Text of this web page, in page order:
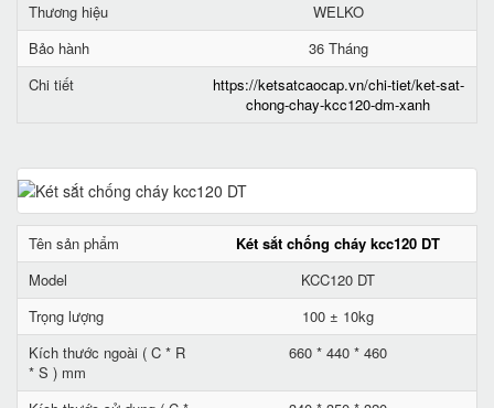
Thương hiệu
WELKO
Bảo hành
36 Tháng
Chi tiết
https://ketsatcaocap.vn/chi-tiet/ket-sat-
chong-chay-kcc120-dm-xanh
Tên sản phẩm
Két sắt chống cháy kcc120 DT
Model
KCC120 DT
Trọng lượng
100 ± 10kg
Kích thước ngoài ( C * R
* S ) mm
660 * 440 * 460